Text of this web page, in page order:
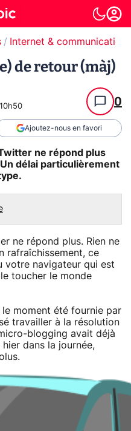
Internet & communication
de retour (màj)
0
Ajoutez-nous en favori
ne répond plus
délai particulièrement
ne répond plus. Rien ne
rafraîchissement, ce
votre navigateur qui est
toucher le monde
moment été fournie par
travailler à la résolution
blogging avait déjà
dans la journée,